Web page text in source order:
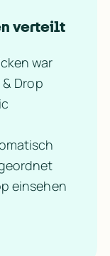
verteilt
war
Drop
einsehen